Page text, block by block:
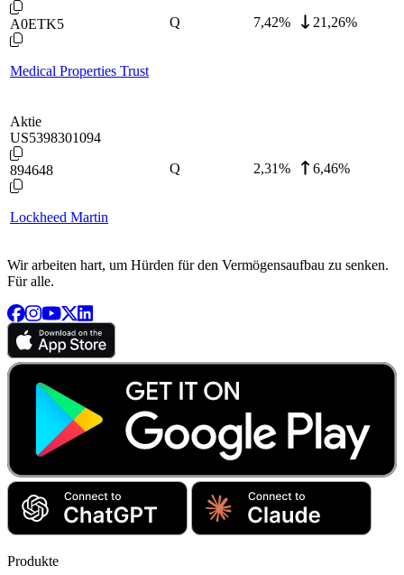
A0ETK5
Medical Properties Trust
Q 7,42% 21,26%
Aktie
US5398301094
894648
Lockheed Martin
Q 2,31% 6,46%
Wir arbeiten hart, um Hürden für den Vermögensaufbau zu senken.
Für alle.
Produkte